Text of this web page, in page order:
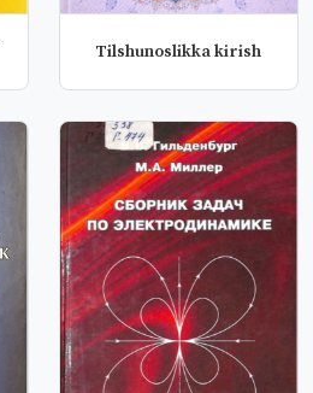
Tilshunoslikka kirish